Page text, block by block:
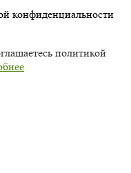
конфиденциальности
политикой